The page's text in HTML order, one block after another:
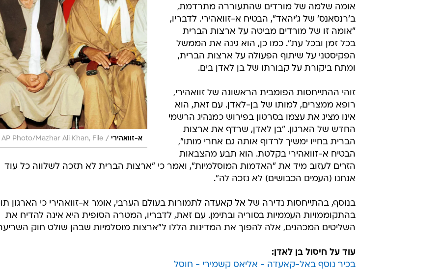
א-זוואהירי /
AP Photo/Mazhar Ali Khan, File
אומה שלמה של מורדים שהתעוררה מתרדמת,
ב'רנסאנס' של ג'יהאד", הבטיח א-זוואהירי. לדבריו,
"אומה זו של מורדים מביטה על ארצות הברית
בכל זמן ובכל עת". כמו כן, הוא גינה את הממשל
הפקיסטני על שיתוף הפעולה על ארצות הברית,
ומתח ביקורת על קבורתו של בן לאדן בים.
זוהי ההתייחסות הפומבית הראשונה של זוואהירי,
רופא ממצרים, למותו של בן-לאדן. עם זאת, הוא
אינו מציג את עצמו בסרטון בפירוש כמנהיג הרשמי
החדש של הארגון. "בן לאדן, שרדף את ארצות
הברית בחייו ימשיך לרדוף אותה גם אחרי מותו",
הבטיח א-זוואהירי בקלטת. הוא תבע מהצבאות
הזרים לעזוב מיד את "האדמות המוסלמיות", ואמר כי "ארצות הברית לא תזכה לשלווה כל עוד
אנחנו (העמים הכבושים) לא נזכה לה".
בנוסף, בהתייחסות נדירה של אל קאעדה לתמורות בעולם הערבי, אומר א-זוואהירי כי הארגון
בהתקוממויות העממיות בסוריה ובתימן. עם זאת, לדבריו, המטרה הסופית היא אינה להדיח את
השליטים המכהנים, אלה להפוך את המדינות הללו ל"ארצות מוסלמיות שבהן שולט חוק
עוד על חיסול בן לאדן:
בכיר נוסף באל-קאעדה - אליאס קשמירי - חוסל